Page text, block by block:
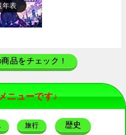
年表
品をチェック！
ニューです♪
旅行 歴史